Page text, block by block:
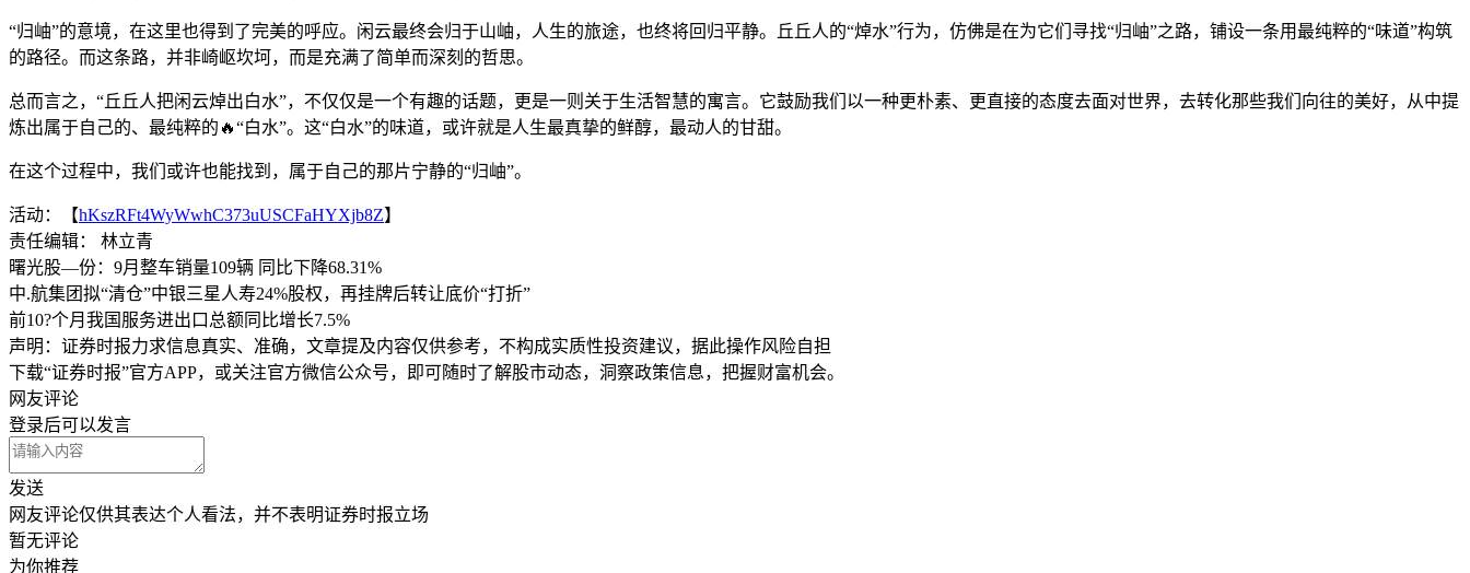
“归岫”的意境，在这里也得到了完美的呼应。闲云最终会归于山岫，人生的旅途，也终将回归平静。丘丘人的“焯水”行为，仿佛是在为它们寻找“归岫”之路，铺设一条用最纯粹的“味道”构筑
的路径。而这条路，并非崎岖坎坷，而是充满了简单而深刻的哲思。
总而言之，“丘丘人把闲云焯出白水”，不仅仅是一个有趣的话题，更是一则关于生活智慧的寓言。它鼓励我们以一种更朴素、更直接的态度去面对世界，去转化那些我们向往的美好，从中提
炼出属于自己的、最纯粹的🔥“白水”。这“白水”的味道，或许就是人生最真挚的鲜醇，最动人的甘甜。
在这个过程中，我们或许也能找到，属于自己的那片宁静的“归岫”。
活动：【hKszRFt4WyWwhC373uUSCFaHYXjb8Z】
责任编辑： 林立青
曙光股—份：9月整车销量109辆 同比下降68.31%
中.航集团拟“清仓”中银三星人寿24%股权，再挂牌后转让底价“打折”
前10?个月我国服务进出口总额同比增长7.5%
声明：证券时报力求信息真实、准确，文章提及内容仅供参考，不构成实质性投资建议，据此操作风险自担
下载“证券时报”官方APP，或关注官方微信公众号，即可随时了解股市动态，洞察政策信息，把握财富机会。
网友评论
登录后可以发言
发送
网友评论仅供其表达个人看法，并不表明证券时报立场
暂无评论
为你推荐